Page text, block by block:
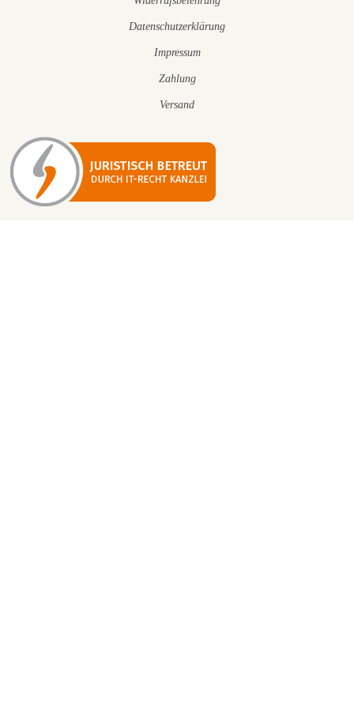
Datenschutzerklärung
Impressum
Zahlung
Versand